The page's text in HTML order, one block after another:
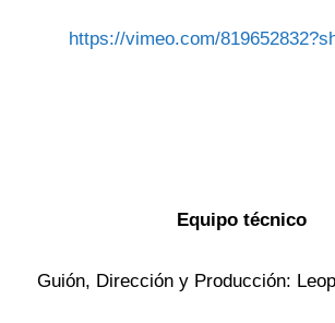
https://vimeo.com/
Equipo técnico
Guión, Dirección y Producción: